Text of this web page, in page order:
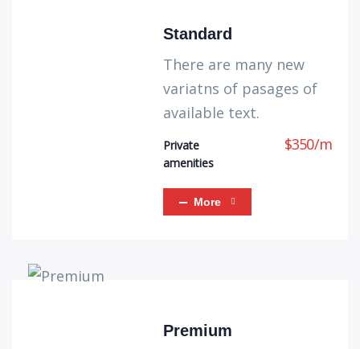
Standard
There are many new
variatns of pasages of
available text.
Private
amenities
$350/m
More
Premium